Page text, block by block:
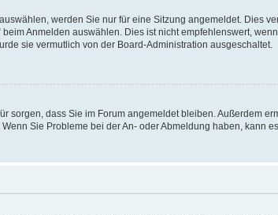
werden Sie nur für eine Sitzung angemeldet. Dies
Anmelden auswählen. Dies ist nicht empfehlenswert,
sie vermutlich von der Board-Administration ausgeschaltet.
sorgen, dass Sie im Forum angemeldet bleiben. Außerdem
Sie Probleme bei der An- oder Abmeldung haben, kann